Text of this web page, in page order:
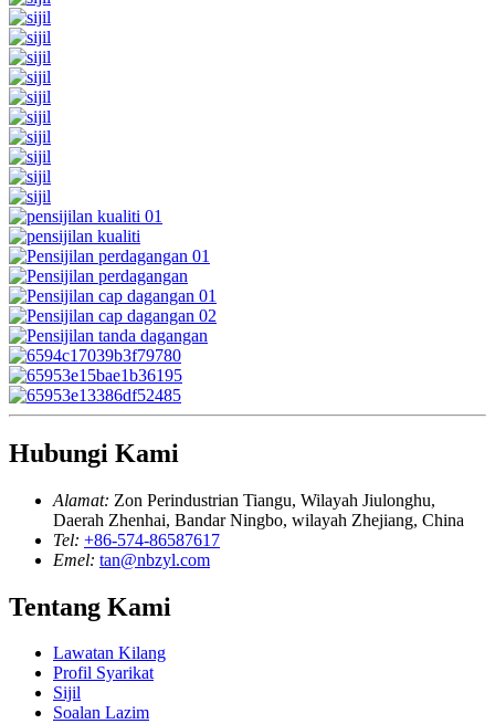
Hubungi Kami
Alamat: Zon Perindustrian Tiangu, Wilayah Jiulonghu,
Daerah Zhenhai, Bandar Ningbo, wilayah Zhejiang, China
Tel: +86-574-86587617
Emel: tan@nbzyl.com
Tentang Kami
Lawatan Kilang
Profil Syarikat
Sijil
Soalan Lazim